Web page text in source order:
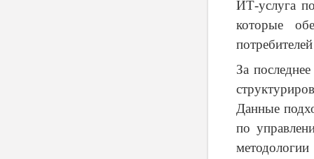
ИТ-услуга
которые
За
Данные
по